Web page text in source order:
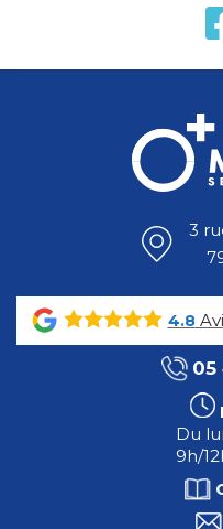
3
4.8
05
Du
9h/